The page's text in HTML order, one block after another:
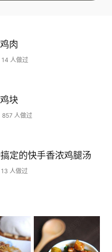
肉
14 人做过
块
857 人做过
定的快手香浓鸡腿汤
13 人做过